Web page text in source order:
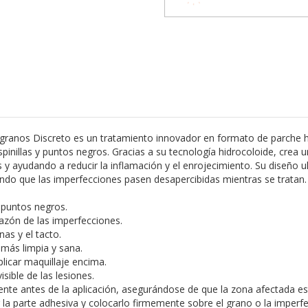
Discreto es un tratamiento innovador en formato de parche
y puntos negros. Gracias a su tecnología hidrocoloide, crea
ayudando a reducir la inflamación y el enrojecimiento. Su diseño
que las imperfecciones pasen desapercibidas mientras se tratan.
negros.
de las imperfecciones.
y el tacto.
limpia y sana.
maquillaje encima.
de las lesiones.
antes de la aplicación, asegurándose de que la zona afectada
parte adhesiva y colocarlo firmemente sobre el grano o la